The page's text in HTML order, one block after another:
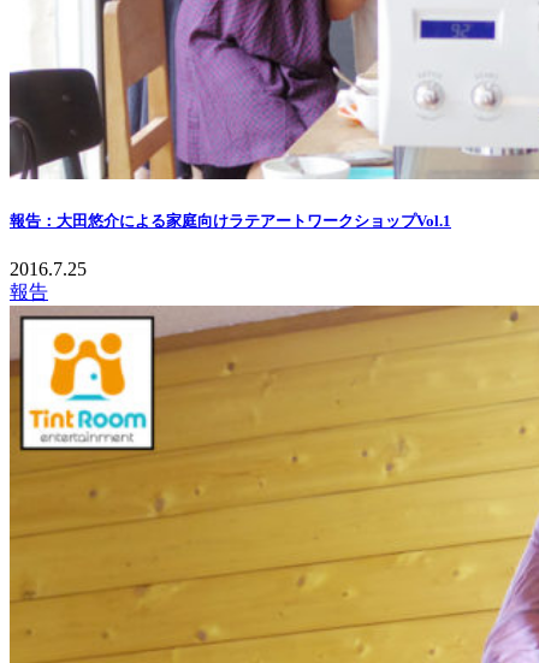
報告：大田悠介による家庭向けラテアートワークショップVol.1
2016.7.25
報告